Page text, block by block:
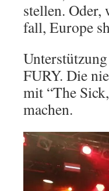
stellen.
fall, Europe
FURY. Die
mit “The
machen.